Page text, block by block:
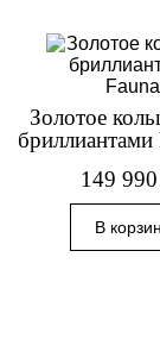
Золотое
бриллиантами
149